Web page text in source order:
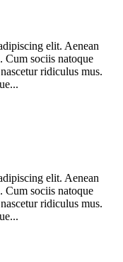
elit. Aenean
Cum sociis natoque
ridiculus mus.
elit. Aenean
Cum sociis natoque
ridiculus mus.